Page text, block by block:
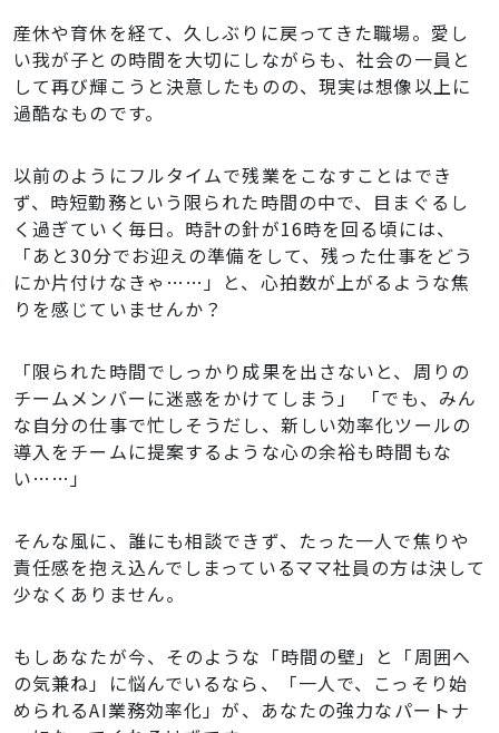
産休や育休を経て、久しぶりに戻ってきた職場。愛し
い我が子との時間を大切にしながらも、社会の一員と
して再び輝こうと決意したものの、現実は想像以上に
過酷なものです。
以前のようにフルタイムで残業をこなすことはでき
ず、時短勤務という限られた時間の中で、目まぐるし
く過ぎていく毎日。時計の針が16時を回る頃には、
「あと30分でお迎えの準備をして、残った仕事をどう
にか片付けなきゃ……」と、心拍数が上がるような焦
りを感じていませんか？
「限られた時間でしっかり成果を出さないと、周りの
チームメンバーに迷惑をかけてしまう」 「でも、みん
な自分の仕事で忙しそうだし、新しい効率化ツールの
導入をチームに提案するような心の余裕も時間もな
い……」
そんな風に、誰にも相談できず、たった一人で焦りや
責任感を抱え込んでしまっているママ社員の方は決して
少なくありません。
もしあなたが今、そのような「時間の壁」と「周囲へ
の気兼ね」に悩んでいるなら、「一人で、こっそり始
められるAI業務効率化」が、あなたの強力なパートナ